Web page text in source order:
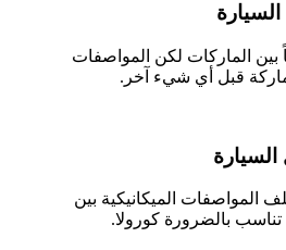
بين الماركات لكن المواصفات
قبل أي شيء آخر.
المواصفات الميكانيكية بين
بالضرورة كورولا.